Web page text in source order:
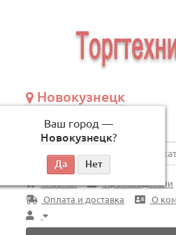
Новокузнецк
Ваш город —
Новокузнецк?
по будням, с 09:00 до 18:00
Везде
Главная
Производители
Оплата и доставка
О